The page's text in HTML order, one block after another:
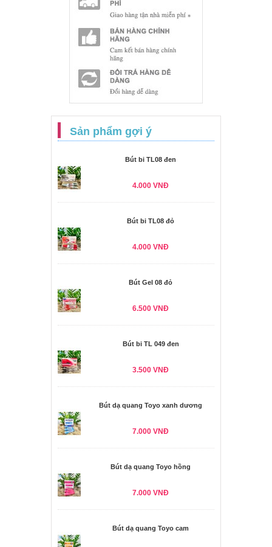
Sản phẩm gợi ý
Bút bi TL08 đen
4.000 VNĐ
Bút bi TL08 đỏ
4.000 VNĐ
Bút Gel 08 đỏ
6.500 VNĐ
Bút bi TL 049 đen
3.500 VNĐ
Bút dạ quang Toyo xanh dương
7.000 VNĐ
Bút dạ quang Toyo hồng
7.000 VNĐ
Bút dạ quang Toyo cam